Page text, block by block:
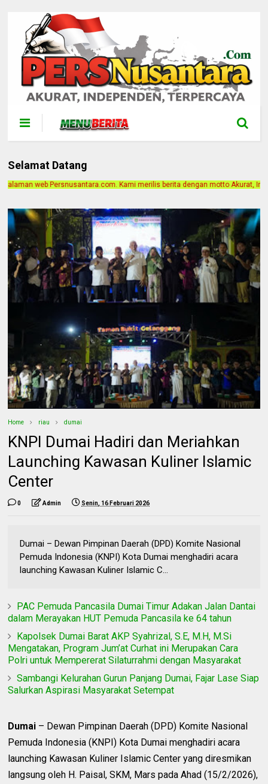
Selamat Datang
Kami merilis berita dengan motto Akurat, Independen, Terpercaya.
Home riau dumai
KNPI Dumai Hadiri dan Meriahkan
Launching Kawasan Kuliner Islamic
Center
0 Admin Senin, 16 Februari 2026
Dumai – Dewan Pimpinan Daerah (DPD) Komite Nasional
Pemuda Indonesia (KNPI) Kota Dumai menghadiri acara
launching Kawasan Kuliner Islamic C...
PAC Pemuda Pancasila Dumai Timur Adakan Jalan Dantai
dalam Merayakan HUT Pemuda Pancasila ke 64 tahun
Kapolsek Dumai Barat AKP Syahrizal, S.E, M.H, M.Si
Mengatakan, Program Jum’at Curhat ini Merupakan Cara
Polri untuk Mempererat Silaturrahmi dengan Masyarakat
Sambangi Kelurahan Gurun Panjang Dumai, Fajar Lase Siap
Salurkan Aspirasi Masyarakat Setempat
Dumai – Dewan Pimpinan Daerah (DPD) Komite Nasional
Pemuda Indonesia (KNPI) Kota Dumai menghadiri acara
launching Kawasan Kuliner Islamic Center yang diresmikan
langsung oleh H. Paisal, SKM, Mars pada Ahad (15/2/2026),